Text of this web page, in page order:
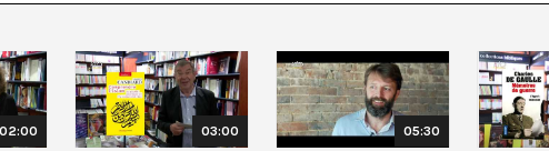
02:00 03:00 05:30